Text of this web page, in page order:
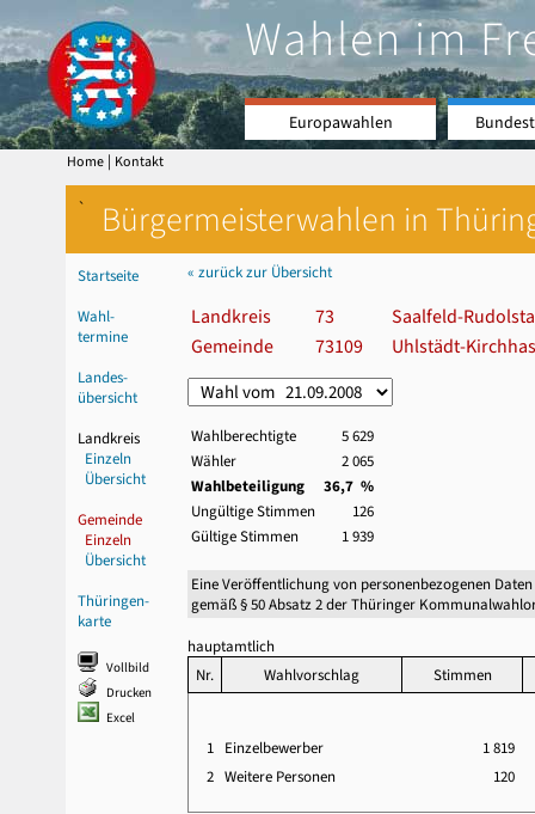
Wahlen im
Europawahlen
Home | Kontakt
` Bürgermeisterwahlen in
Startseite
Wahl-
termine
Landes-
übersicht
Landkreis
Einzeln
Übersicht
Gemeinde
Einzeln
Übersicht
Thüringen-
karte
Vollbild
Drucken
Excel
« zurück zur Übersicht
Landkreis 73
Saalfeld-
Gemeinde
73109 Uhlstädt-
Wahlberechtigte
5 629
Wähler
2 065
Wahlbeteiligung
36,7 %
Ungültige Stimmen
126
Gültige Stimmen
1 939
Eine Veröffentlichung von personenbezogenen
gemäß § 50 Absatz 2 der Thüringer
hauptamtlich
Nr.
Wahlvorschlag Stimmen
1 Einzelbewerber
1 819
2 Weitere Personen 120